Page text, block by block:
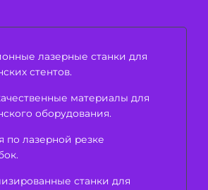
лазерные станки для
стентов.
материалы для
оборудования.
по лазерной резке
станки для